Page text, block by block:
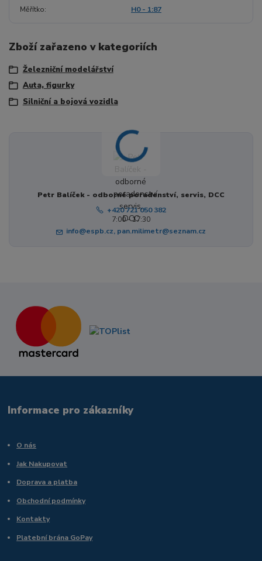
Měřítko H0 - 1:87
Zboží zařazeno v kategoriích
Železniční modelářství
Auta, figurky
Silniční a bojová vozidla
Petr Balíček - odborné poradenství, servis, DCC
+420 721 050 382
7:00 - 17:30
info@espb.cz, pan.milimetr@seznam.cz
Informace pro zákazníky
O nás
Jak Nakupovat
Doprava a platba
Obchodní podmínky
Kontakty
Platební brána GoPay